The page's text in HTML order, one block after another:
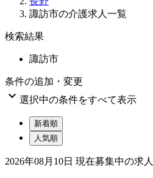
諏訪市の介護求人一覧
検索結果
諏訪市
条件の追加・変更
 選択中の条件をすべて表示
新着順
人気順
2026年08月10日 現在募集中の求